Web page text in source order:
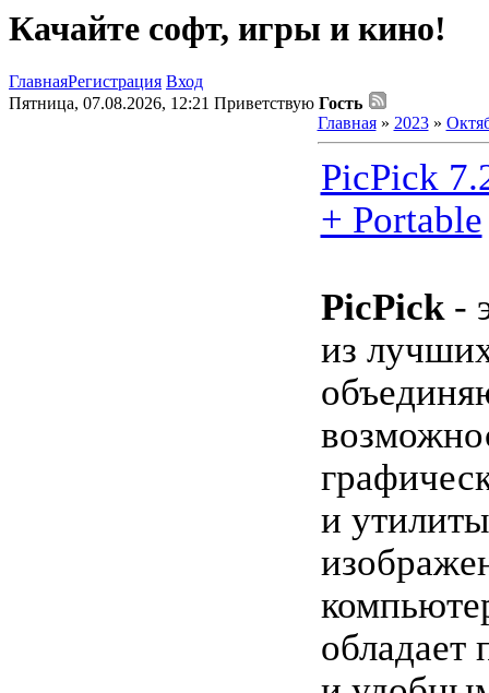
Качайте софт, игры и кино!
ГлавнаяРегистрация Вход
Пятница, 07.08.2026, 12:21 Приветствую Гость
Главная» 2023 »
PicPick
+ Portable
PicPick-
из
и
обладает